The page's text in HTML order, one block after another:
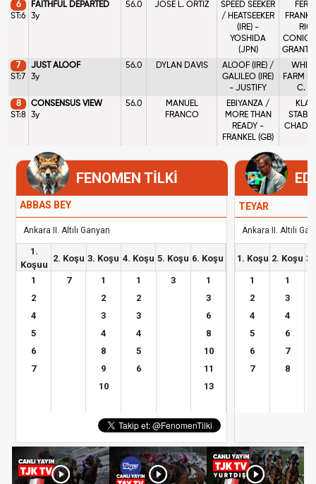
6
ST:6
FAITHFUL DEPARTED
3y
56.0 JOSE L. ORTIZ
SPEED SEEKER
/ HEATSEEKER
(IRE) -
YOSHIDA
(JPN)
FRANK,
GRANT
7
ST:7
JUST ALOOF
3y
56.0 DYLAN DAVIS
ALOOF (IRE) /
GALILEO (IRE)
- JUSTIFY
FARM
C.
8
ST:8
CONSENSUS VIEW
3y
56.0
MANUEL
FRANCO
EBIYANZA /
MORE THAN
READY -
FRANKEL (GB)
CHAD
FENOMEN TİLKİ
ABBAS BEY
Ankara II. Altılı Ganyan
1.
Koşuu
2. Koşu 3. Koşu 4. Koşu 5. Koşu 6. Koşu
1
2
4
5
6
7
7
1
2
3
4
8
9
10
1
2
3
4
5
6
3
1
3
6
8
10
11
13
TEYAR
Ankara II. Altılı
1. Koşu 2. Koşu 3.
1
2
4
5
6
7
1
3
4
6
7
8